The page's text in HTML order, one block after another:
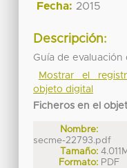
Fecha: 2015
Descripción:
Guía de evaluación
Mostrar el
objeto digital
Ficheros en el
Nombre:
secme-22793.pdf
Tamaño:
Formato: PDF